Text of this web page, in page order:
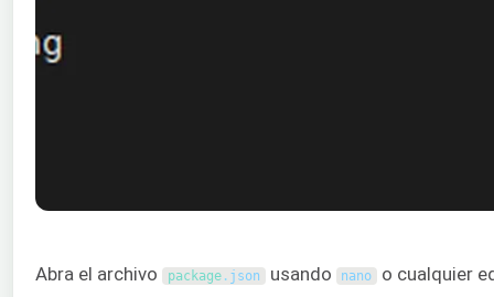
Abra el archivo package. json usando nano o cualquier